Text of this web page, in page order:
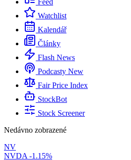
Feed
Watchlist
Kalendář
Články
Flash News
Podcasty New
Fair Price Index
StockBot
Stock Screener
Nedávno zobrazené
NV
NVDA -1.15%